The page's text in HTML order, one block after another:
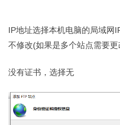
IP地址选择本机电脑的局域网
不修改(如果是多个站点需要更
没有证书，选择无